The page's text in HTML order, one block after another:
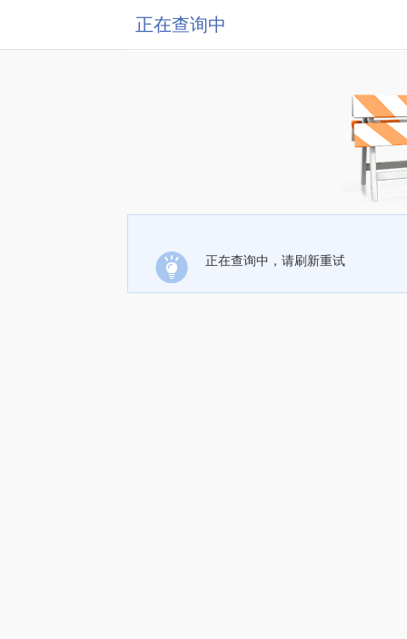
正在查询中
正在查询中，请刷新重试